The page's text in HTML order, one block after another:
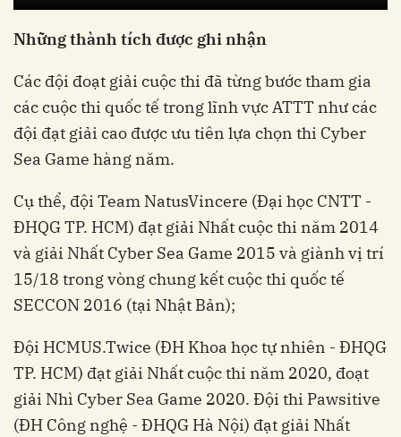
Những thành tích được ghi nhận
Các đội đoạt giải cuộc thi đã từng bước tham gia
các cuộc thi quốc tế trong lĩnh vực ATTT như các
đội đạt giải cao được ưu tiên lựa chọn thi Cyber
Sea Game hàng năm.
Cụ thể, đội Team NatusVincere (Đại học CNTT -
ĐHQG TP. HCM) đạt giải Nhất cuộc thi năm 2014
và giải Nhất Cyber Sea Game 2015 và giành vị trí
15/18 trong vòng chung kết cuộc thi quốc tế
SECCON 2016 (tại Nhật Bản);
Đội HCMUS.Twice (ĐH Khoa học tự nhiên - ĐHQG
TP. HCM) đạt giải Nhất cuộc thi năm 2020, đoạt
giải Nhì Cyber Sea Game 2020. Đội thi Pawsitive
(ĐH Công nghệ - ĐHQG Hà Nội) đạt giải Nhất